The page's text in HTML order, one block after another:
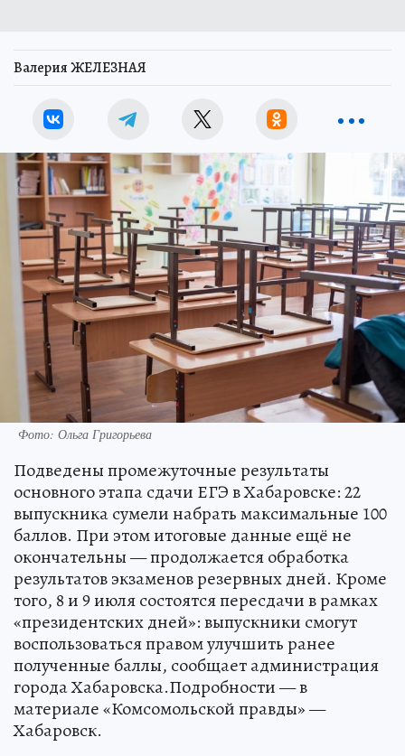
Валерия ЖЕЛЕЗНАЯ
Фото: Ольга Григорьева
Подведены промежуточные результаты
основного этапа сдачи ЕГЭ в Хабаровске: 22
выпускника сумели набрать максимальные 100
баллов. При этом итоговые данные ещё не
окончательны — продолжается обработка
результатов экзаменов резервных дней. Кроме
того, 8 и 9 июля состоятся пересдачи в рамках
«президентских дней»: выпускники смогут
воспользоваться правом улучшить ранее
полученные баллы, сообщает администрация
города Хабаровска.Подробности — в
материале «Комсомольской правды» —
Хабаровск.